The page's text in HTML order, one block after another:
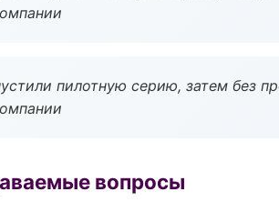
пилотную серию, затем без
вопросы